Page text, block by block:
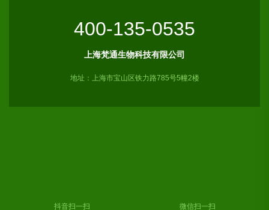
400-135-0535
上海梵通生物科技有限公司
地址：上海市宝山区铁力路785号5幢2楼
微信扫一扫
抖音扫一扫